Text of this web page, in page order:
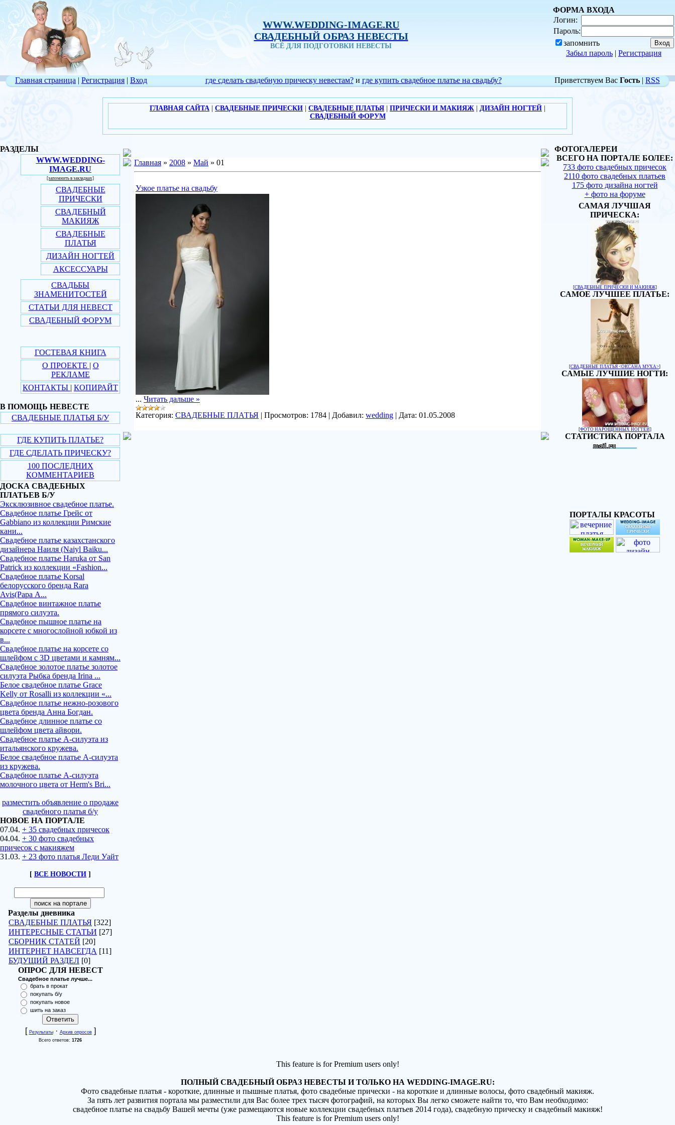
WWW.WEDDING-IMAGE.RU
СВАДЕБНЫЙ ОБРАЗ НЕВЕСТЫ
ВСЁ ДЛЯ ПОДГОТОВКИ НЕВЕСТЫ
ФОРМА ВХОДА
Логин:
Пароль:
запомнить
Забыл пароль | Регистрация
Главная страница | Регистрация | Вход где сделать свадебную прическу невестам?и где купить свадебное платье на свадьбу? Приветствуем Вас Гость | RSS
ГЛАВНАЯ САЙТА СВАДЕБНЫЕ ПРИЧЕСКИ СВАДЕБНЫЕ ПЛАТЬЯ ПРИЧЕСКИ И МАКИЯЖ ДИЗАЙН НОГТЕЙ
СВАДЕБНЫЙ ФОРУМ
РАЗДЕЛЫ
WWW.WEDDING-
IMAGE.RU
[запомнить в закладках]
СВАДЕБНЫЕ
ПРИЧЕСКИ
СВАДЕБНЫЙ
МАКИЯЖ
СВАДЕБНЫЕ
ПЛАТЬЯ
ДИЗАЙН НОГТЕЙ
АКСЕССУАРЫ
СВАДЬБЫ
ЗНАМЕНИТОСТЕЙ
СТАТЬИ ДЛЯ НЕВЕСТ
СВАДЕБНЫЙ ФОРУМ
ГОСТЕВАЯ КНИГА
О ПРОЕКТЕ | О
РЕКЛАМЕ
КОНТАКТЫ | КОПИРАЙТ
В ПОМОЩЬ НЕВЕСТЕ
СВАДЕБНЫЕ ПЛАТЬЯ Б/У
ГДЕ КУПИТЬ ПЛАТЬЕ?
ГДЕ СДЕЛАТЬ ПРИЧЕСКУ?
100 ПОСЛЕДНИХ
КОММЕНТАРИЕВ
ДОСКА СВАДЕБНЫХ
ПЛАТЬЕВ Б/У
Эксклюзивное свадебное платье.
Свадебное платье Грейс от
Gabbiano из коллекции Римские
кани...
Свадебное платье казахстанского
дизайнера Наиля (Naiyl Baiku...
Свадебное платье Haruka от San
Patrick из коллекции «Fashion...
Свадебное платье Korsal
белорусского бренда Rara
Avis(Рара А...
Свадебное винтажное платье
прямого силуэта.
Свадебное пышное платье на
корсете с многослойной юбкой из
в...
Свадебное платье на корсете со
шлейфом с 3D цветами и камням...
Свадебное золотое платье золотое
силуэта Рыбка бренда Irina ...
Белое свадебное платье Grace
Kelly от Rosalli из коллекции «...
Свадебное платье нежно-розового
цвета бренда Анна Богдан.
Свадебное длинное платье со
шлейфом цвета айвори.
Свадебное платье А-силуэта из
итальянского кружева.
Белое свадебное платье А-силуэта
из кружева.
Свадебное платье А-силуэта
молочного цвета от Herm's Bri...
разместить объявление о продаже
свадебного платья б/у
НОВОЕ НА ПОРТАЛЕ
07.04. + 35 свадебных причесок
04.04. + 30 фото свадебных
причесок с макияжем
31.03. + 23 фото платья Леди Уайт
[ ВСЕ НОВОСТИ ]
Разделы дневника
СВАДЕБНЫЕ ПЛАТЬЯ [322]
ИНТЕРЕСНЫЕ СТАТЬИ [27]
СБОРНИК СТАТЕЙ [20]
ИНТЕРНЕТ НАВСЕГДА [11]
БУДУЩИЙ РАЗДЕЛ [0]
ОПРОС ДЛЯ НЕВЕСТ
Свадебное платье лучше...
брать в прокат
покупать б/у
покупать новое
шить на заказ
[ Результаты· Архив опросов]
Всего ответов: 1726
Главная » 2008 » Май » 01
Узкое платье на свадьбу
... Читать дальше »
Категория: СВАДЕБНЫЕ ПЛАТЬЯ | Просмотров: 1784 | Добавил: wedding | Дата: 01.05.2008
ФОТОГАЛЕРЕИ
ВСЕГО НА ПОРТАЛЕ БОЛЕЕ:
733 фото свадебных причесок
2110 фото свадебных платьев
175 фото дизайна ногтей
+ фото на форуме
САМАЯ ЛУЧШАЯ
ПРИЧЕСКА:
[СВАДЕБНЫЕ ПРИЧЕСКИ И МАКИЯЖ]
САМОЕ ЛУЧШЕЕ ПЛАТЬЕ:
[СВАДЕБНЫЕ ПЛАТЬЯ <ОКСАНА МУХА>]
САМЫЕ ЛУЧШИЕ НОГТИ:
[ФОТО НАРОЩЕННЫХ НОГТЕЙ]
СТАТИСТИКА ПОРТАЛА
ПОРТАЛЫ КРАСОТЫ
This feature is for Premium users only!
ПОЛНЫЙ СВАДЕБНЫЙ ОБРАЗ НЕВЕСТЫ И ТОЛЬКО НА WEDDING-IMAGE.RU:
Фото свадебные платья - короткие, длинные и пышные платья, фото свадебные прически - на короткие и длинные волосы, фото свадебный макияж.
За пять лет развития портала мы разместили для Вас более трех тысяч фотографий, на которых Вы легко сможете найти то, что Вам необходимо:
свадебное платье на свадьбу Вашей мечты (уже размещаются новые коллекции свадебных платьев 2014 года), свадебную прическу и свадебный макияж!
This feature is for Premium users only!